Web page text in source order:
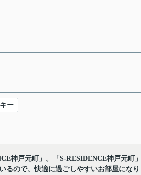
ー
神戸元町」。「S-RESIDENCE神戸元町
るので、快適に過ごしやすいお部屋にな